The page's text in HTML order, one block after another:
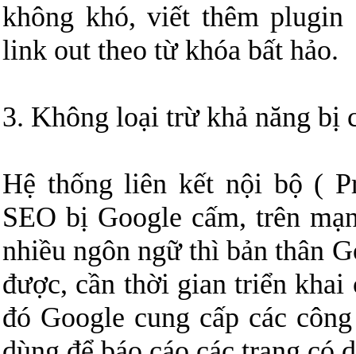
không khó, viết thêm
link out theo từ khóa bất hảo.
3. Không loại trừ khả năng bị
Hệ thống liên kết nội bộ (
SEO bị Google cấm, trên
nhiều ngôn ngữ thì bản thân
được, cần thời gian triển khai
đó Google cung cấp các